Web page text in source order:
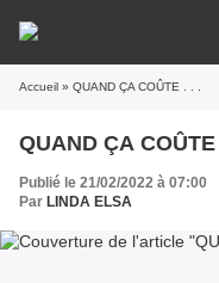
Accueil » QUAND ÇA COÛTE . . .
Publié le 21/02/2022 à 07:00
Par LINDA ELSA